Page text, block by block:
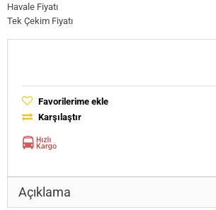
Havale Fiyatı
Tek Çekim Fiyatı
Favorilerime ekle
Karşılaştır
Açıklama